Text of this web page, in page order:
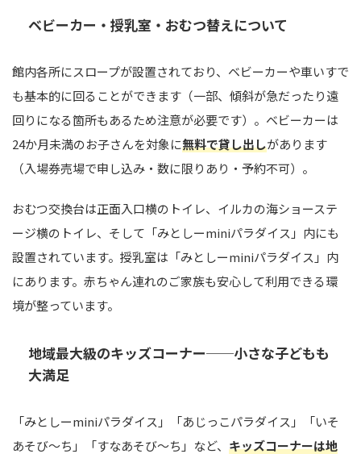
ベビーカー・授乳室・おむつ替えについて
館内各所にスロープが設置されており、ベビーカーや車いすで
も基本的に回ることができます（一部、傾斜が急だったり遠
回りになる箇所もあるため注意が必要です）。ベビーカーは
24か月未満のお子さんを対象に無料で貸し出しがあります
（入場券売場で申し込み・数に限りあり・予約不可）。
おむつ交換台は正面入口横のトイレ、イルカの海ショーステ
ージ横のトイレ、そして「みとしーminiパラダイス」内にも
設置されています。授乳室は「みとしーminiパラダイス」内
にあります。赤ちゃん連れのご家族も安心して利用できる環
境が整っています。
地域最大級のキッズコーナー──小さな子どもも
大満足
「みとしーminiパラダイス」「あじっこパラダイス」「いそ
あそび～ち」「すなあそび～ち」など、 キッズコーナーは地